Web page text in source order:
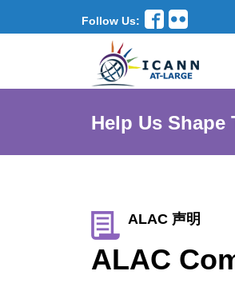
Follow Us:
Help Us
ALAC 声明
ALAC